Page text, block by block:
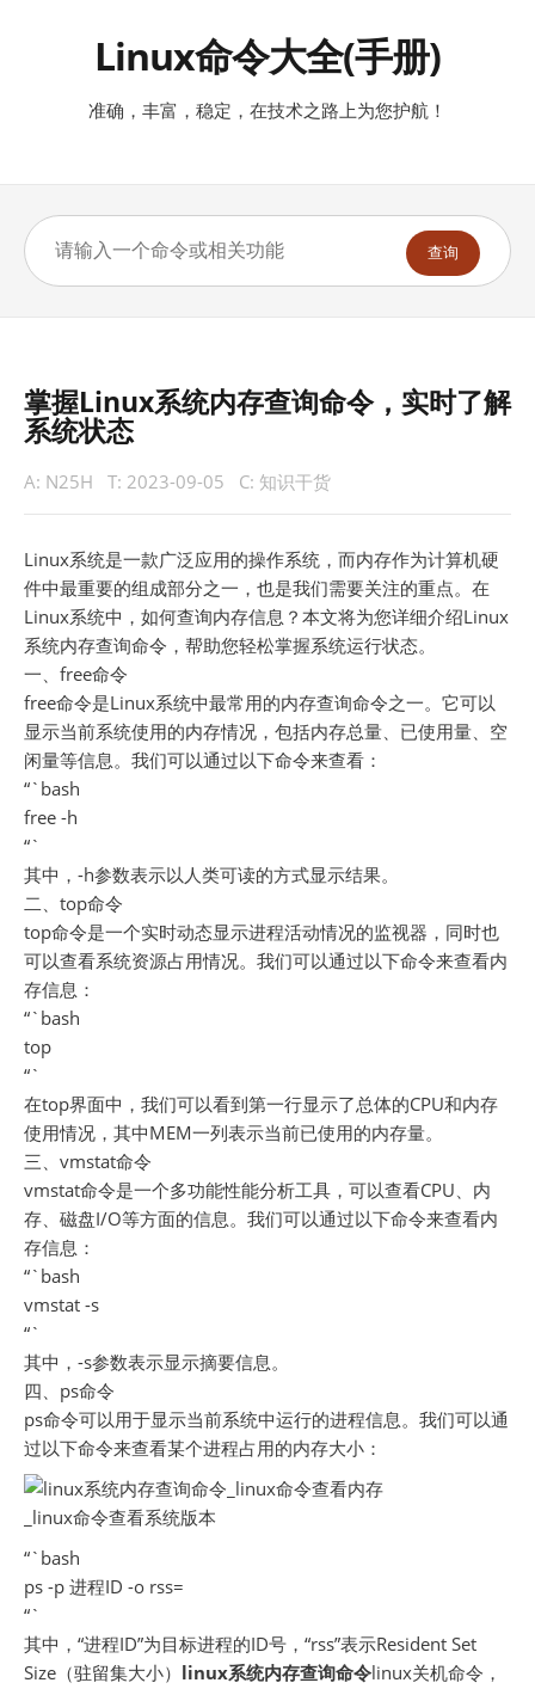
Linux命令大全(手册)
准确，丰富，稳定，在技术之路上为您护航！
查询
掌握Linux系统内存查询命令，实时了解
系统状态
A: N25H T: 2023-09-05 C: 知识干货
Linux系统是一款广泛应用的操作系统，而内存作为计算机硬
件中最重要的组成部分之一，也是我们需要关注的重点。在
Linux系统中，如何查询内存信息？本文将为您详细介绍Linux
系统内存查询命令，帮助您轻松掌握系统运行状态。
一、free命令
free命令是Linux系统中最常用的内存查询命令之一。它可以
显示当前系统使用的内存情况，包括内存总量、已使用量、空
闲量等信息。我们可以通过以下命令来查看：
“`bash
free -h
“`
其中，-h参数表示以人类可读的方式显示结果。
二、top命令
top命令是一个实时动态显示进程活动情况的监视器，同时也
可以查看系统资源占用情况。我们可以通过以下命令来查看内
存信息：
“`bash
top
“`
在top界面中，我们可以看到第一行显示了总体的CPU和内存
使用情况，其中MEM一列表示当前已使用的内存量。
三、vmstat命令
vmstat命令是一个多功能性能分析工具，可以查看CPU、内
存、磁盘I/O等方面的信息。我们可以通过以下命令来查看内
存信息：
“`bash
vmstat -s
“`
其中，-s参数表示显示摘要信息。
四、ps命令
ps命令可以用于显示当前系统中运行的进程信息。我们可以通
过以下命令来查看某个进程占用的内存大小：
“`bash
ps -p 进程ID -o rss=
“`
其中，“进程ID”为目标进程的ID号，“rss”表示Resident Set
Size（驻留集大小） linux系统内存查询命令linux关机命令，